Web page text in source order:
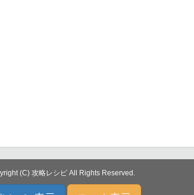
(C) 攻略レシピ All Rights Reserved.